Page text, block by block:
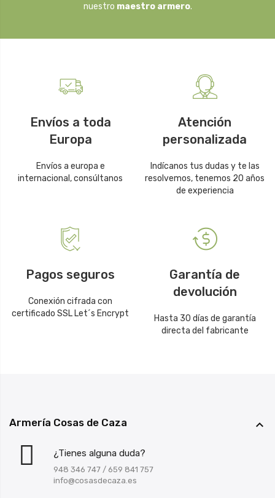
nuestro maestro armero.
Envíos a toda
Europa
Envíos a europa e
internacional, consúltanos
Atención
personalizada
Indícanos tus dudas y te las
resolvemos, tenemos 20 años
de experiencia
Pagos seguros
Conexión cifrada con
certificado SSL Let´s Encrypt
Garantía de
devolución
Hasta 30 días de garantía
directa del fabricante
Armería Cosas de Caza 
¿Tienes alguna duda?
948 346 747 / 659 841 757
info@cosasdecaza.es